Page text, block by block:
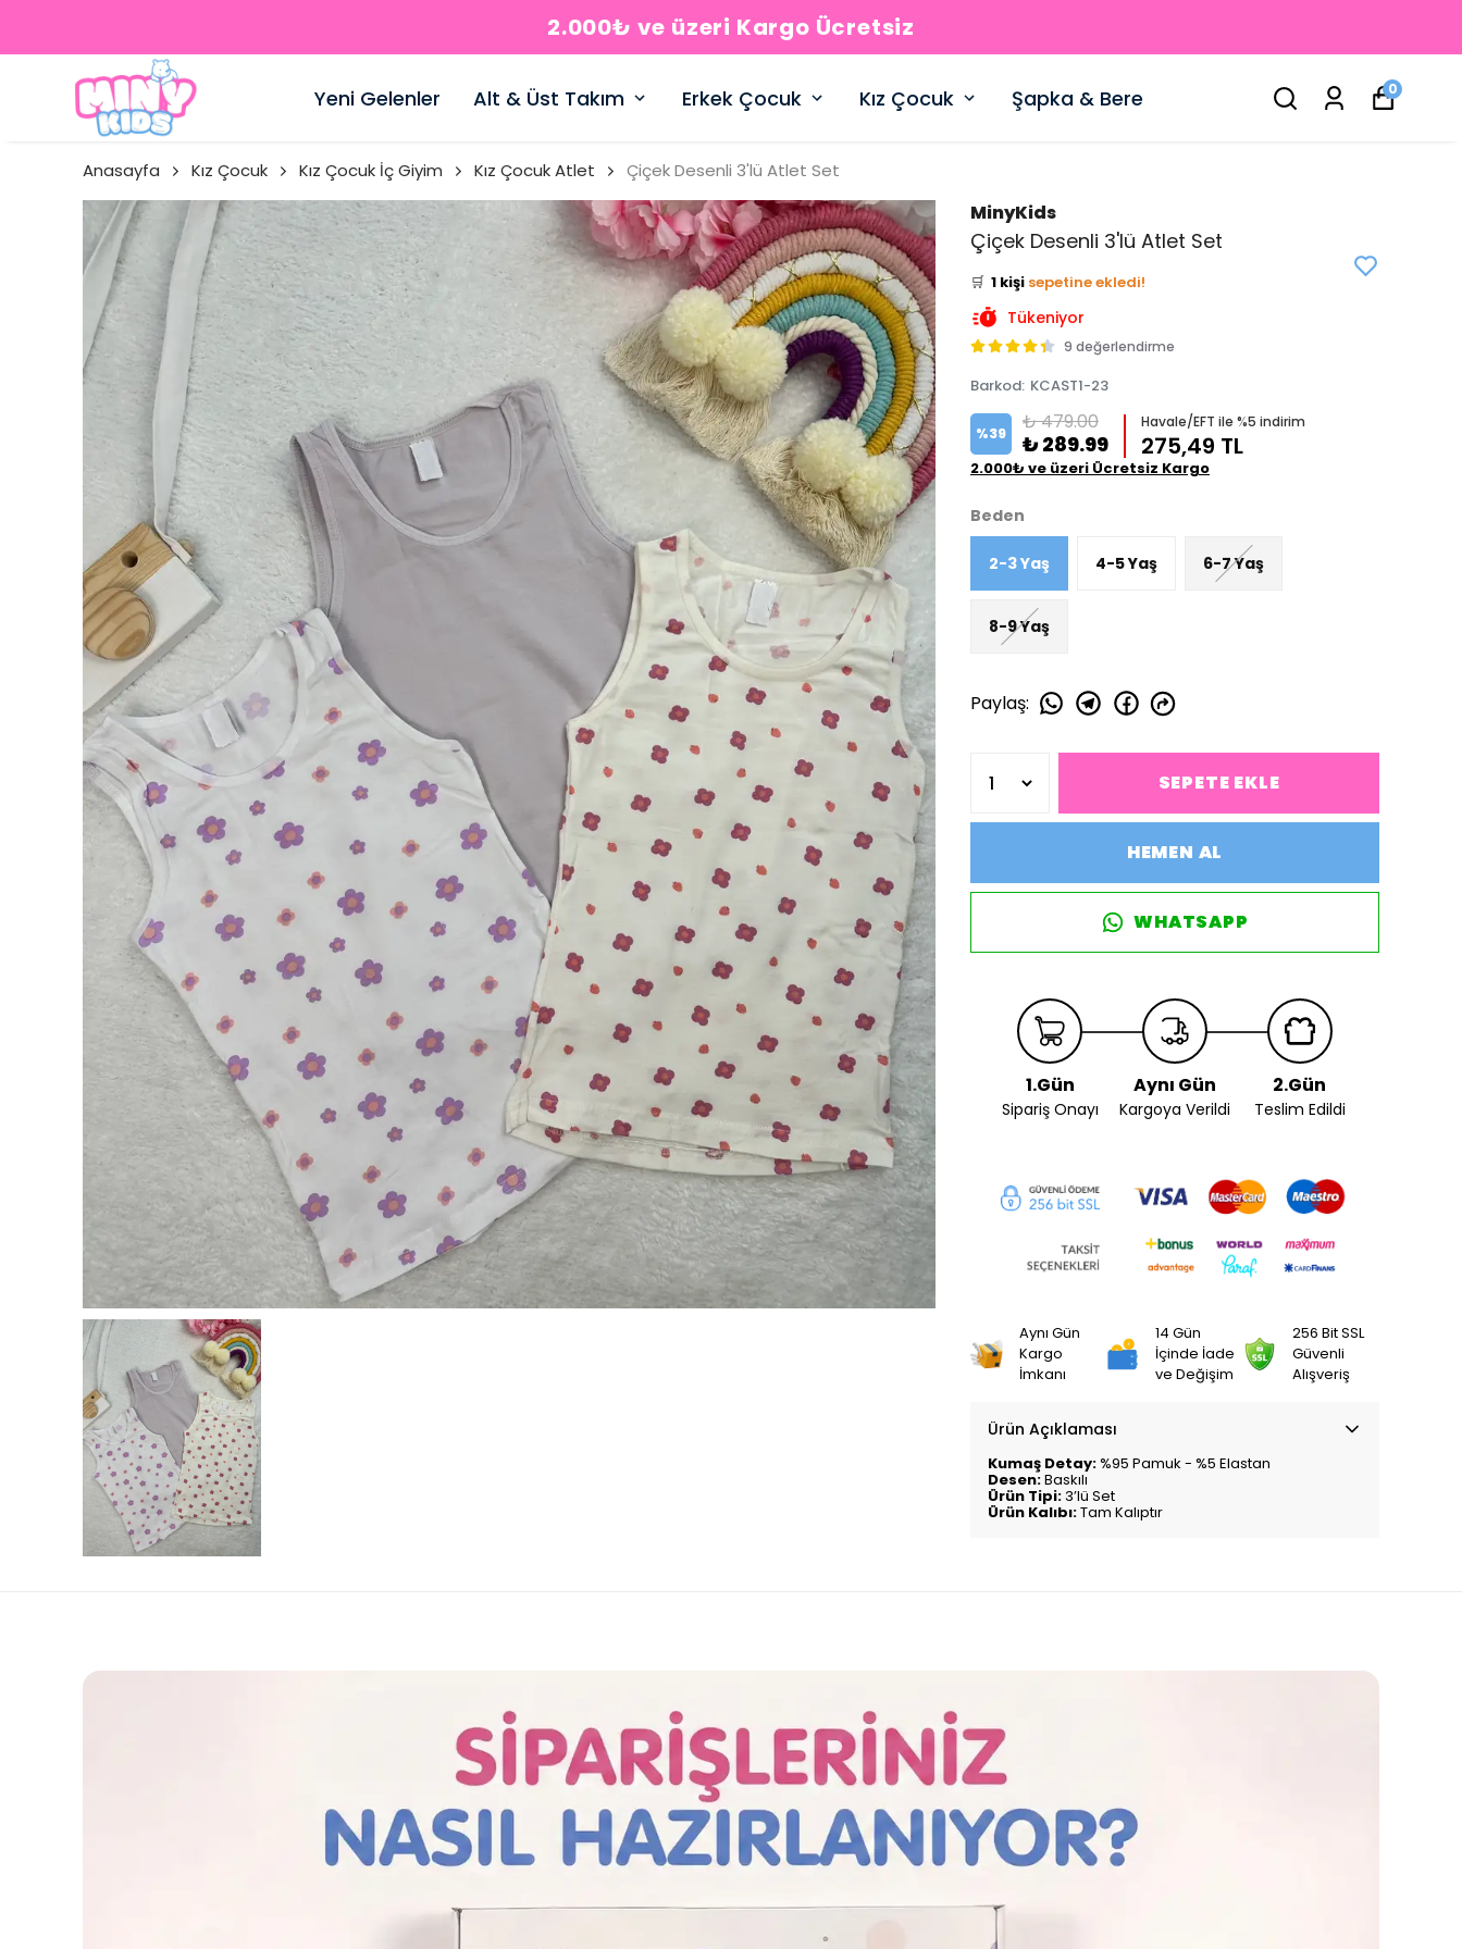
2.000₺ ve üzeri Kargo Ücretsiz
Yeni Gelenler Alt & Üst Takım Erkek Çocuk Kız Çocuk Şapka & Bere 0
Anasayfa Kız Çocuk Kız Çocuk İç Giyim Kız Çocuk Atlet Çiçek Desenli 3'lü Atlet Set
MinyKids
Çiçek Desenli 3'lü Atlet Set
👀 Şu an2 kişi
inceliyor!
⭐️
Bu ürünü
🛒 1 kişi sepetine ekledi!
✅ Bugün 0 adet
Tükeniyor
9 değerlendirme
Barkod: KCAST1-23
%39 ₺ 479.00
₺ 289.99
Havale/EFT ile %5 indirim
275,49 TL
2.000₺ ve üzeri Ücretsiz Kargo
Beden
2-3 Yaş 4-5 Yaş 6-7 Yaş
8-9 Yaş
Paylaş:
SEPETE EKLE
HEMEN AL
WHATSAPP
1.Gün
Sipariş Onayı
Aynı Gün
Kargoya Verildi
2.Gün
Teslim Edildi
Aynı Gün
Kargo
İmkanı
14 Gün
İçinde İade
ve Değişim
256 Bit SSL
Güvenli
Alışveriş
Ürün Açıklaması
Kumaş Detay:%95 Pamuk - %5 Elastan
Desen:Baskılı
Ürün Tipi:3’lü Set
Ürün Kalıbı:Tam Kalıptır